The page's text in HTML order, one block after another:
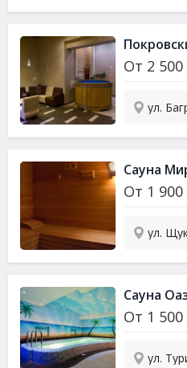
От 2 500
ул.
Сауна
От 1 900
ул.
Сауна
От 1 500
ул.